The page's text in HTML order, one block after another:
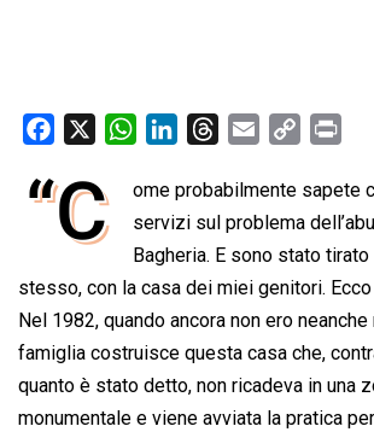
c
e
o
o
k
W
a
t
s
A
p
p
n
k
e
d
I
n
r
e
a
d
s
a
i
l
p
y
L
i
n
k
i
n
t
“C
ome probabilmente sapete
servizi sul problema
Bagheria. E sono stato
stesso, con la casa dei miei genitori.
Nel 1982, quando ancora non ero neanche
famiglia costruisce questa casa che,
quanto è stato detto, non ricadeva in una
monumentale e viene avviata la pratica